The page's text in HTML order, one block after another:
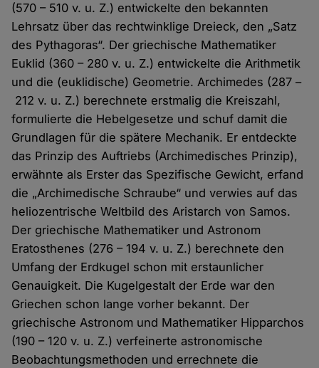
(570 – 510 v. u. Z.) entwickelte den bekannten
Lehrsatz über das rechtwinklige Dreieck, den „Satz
des Pythagoras“. Der griechische Mathematiker
Euklid (360 – 280 v. u. Z.) entwickelte die Arithmetik
und die (euklidische) Geometrie. Archimedes (287 –
212 v. u. Z.) berechnete erstmalig die Kreiszahl,
formulierte die Hebel­gesetze und schuf damit die
Grundlagen für die spätere Mechanik. Er entdeckte
das Prinzip des Auftriebs (Archimedisches Prinzip),
erwähnte als Erster das Spezifische Gewicht, erfand
die „Archimedische Schraube“ und verwies auf das
heliozentrische Weltbild des Aristarch von Samos.
Der griechische Mathematiker und Astronom
Eratosthenes (276 – 194 v. u. Z.) berechnete den
Umfang der Erdkugel schon mit erstaunlicher
Genauigkeit. Die Kugel­gestalt der Erde war den
Griechen schon lange vorher bekannt. Der
griechische Astronom und Mathematiker Hipparchos
(190 – 120 v. u. Z.) verfeinerte astronomische
Beobachtungs­methoden und errechnete die